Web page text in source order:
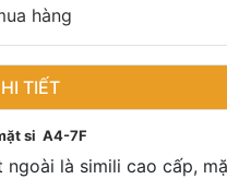
hàng
TIẾT
si A4-7F
ngoài là simili cao cấp,